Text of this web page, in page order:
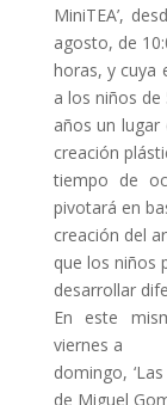
MiniTEA’,
agosto, de
horas, y cuya
a los niños de
años un lugar
creación
tiempo de
pivotará en
creación del
que los niños
desarrollar
En este
viernes a
domingo,
de Miguel